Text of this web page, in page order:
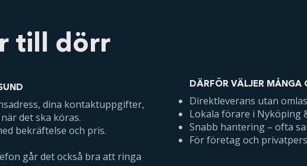
till dörr
dina kontaktuppgifter,
det ska köras.
bekräftelse och pris.
går det också bra att ringa
DÄRFÖR VÄLJER MÅNGA
Direktleverans utan
Lokala förare i Nyköping
Snabb hantering – ofta
För företag och